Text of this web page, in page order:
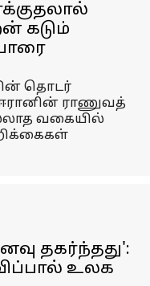
கடும்
தொடர்
ராணுவத்
வகையில்
தகர்ந்தது':
உலக